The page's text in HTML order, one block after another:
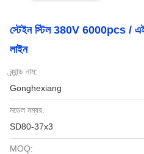
স্টেইন স্টিল 380V 6000pcs /
লাইন
ব্র্যান্ড নাম:
Gonghexiang
মডেল নম্বর:
SD80-37x3
MOQ: